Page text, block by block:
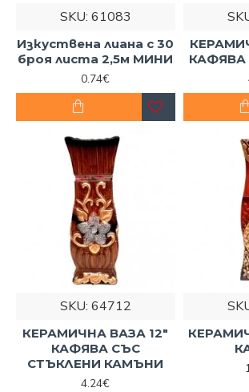
SKU: 61083
Изкуствена лиана с 30
броя листа 2,5м МИНИ
0.74€
КАФЯВА
SKU: 64712
КЕРАМИЧНА ВАЗА 12"
КАФЯВА СЪС
СТЪКЛЕНИ КАМЪНИ
4.24€